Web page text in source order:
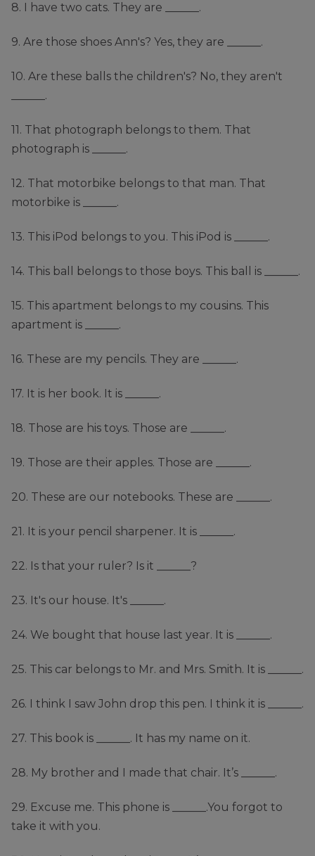
8. I have two cats. They are ______.
9. Are those shoes Ann's? Yes, they are ______.
10. Are these balls the children's? No, they aren't
______.
11. That photograph belongs to them. That
photograph is ______.
12. That motorbike belongs to that man. That
motorbike is ______.
13. This iPod belongs to you. This iPod is ______.
14. This ball belongs to those boys. This ball is ______.
15. This apartment belongs to my cousins. This
apartment is ______.
16. These are my pencils. They are ______.
17. It is her book. It is ______.
18. Those are his toys. Those are ______.
19. Those are their apples. Those are ______.
20. These are our notebooks. These are ______.
21. It is your pencil sharpener. It is ______.
22. Is that your ruler? Is it ______?
23. It's our house. It's ______.
24. We bought that house last year. It is ______.
25. This car belongs to Mr. and Mrs. Smith. It is ______.
26. I think I saw John drop this pen. I think it is ______.
27. This book is ______. It has my name on it.
28. My brother and I made that chair. It’s ______.
29. Excuse me. This phone is ______.You forgot to
take it with you.